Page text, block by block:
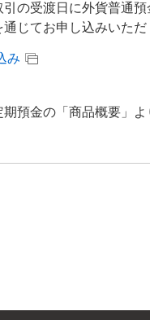
の受渡日に外貨普通預
じてお申し込みいただ
み
預金の「商品概要」よ